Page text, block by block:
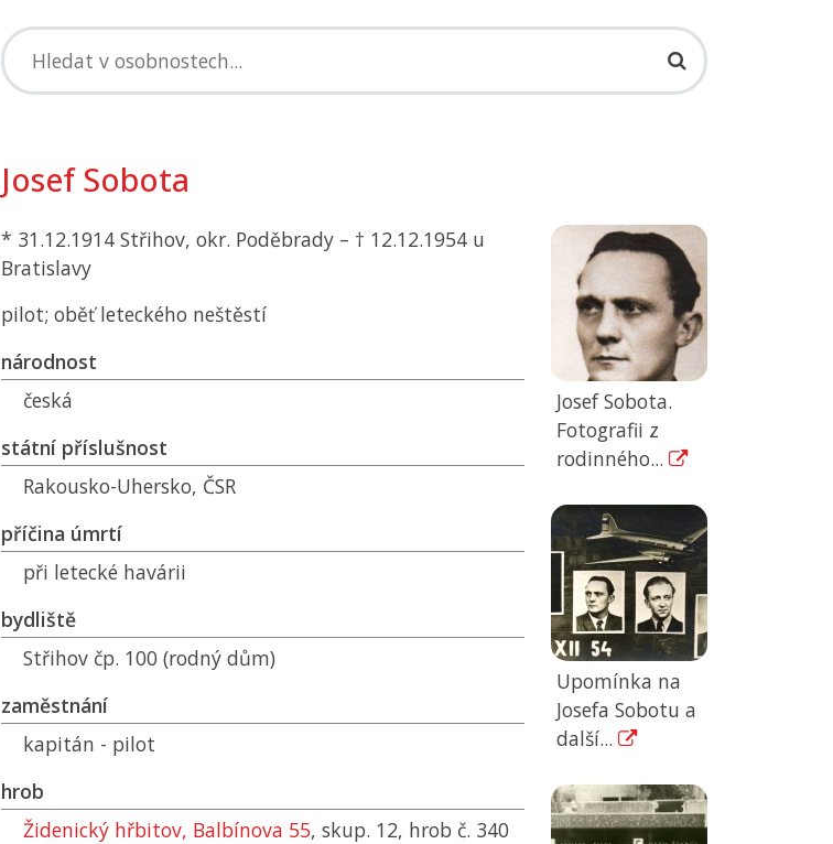
Josef Sobota
* 31.12.1914 Střihov, okr. Poděbrady – † 12.12.1954 u
Bratislavy
pilot; oběť leteckého neštěstí
národnost
česká
státní příslušnost
Rakousko-Uhersko, ČSR
příčina úmrtí
při letecké havárii
bydliště
Střihov čp. 100 (rodný dům)
zaměstnání
kapitán - pilot
hrob
Židenický hřbitov, Balbínova 55, skup. 12, hrob č. 340
Josef Sobota.
Fotografii z
rodinného...
Upomínka na
Josefa Sobotu a
další...